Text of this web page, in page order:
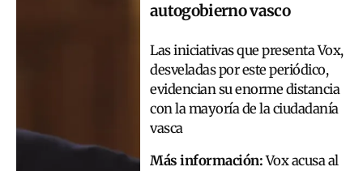
autogobierno vasco
Las iniciativas que presenta Vox,
desveladas por este periódico,
evidencian su enorme distancia
con la mayoría de la ciudadanía
vasca
Más información:Vox acusa al